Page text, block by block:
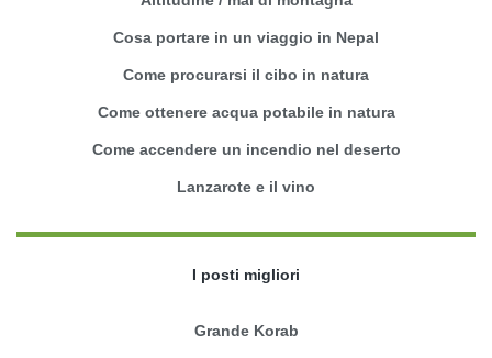
Cosa portare in un viaggio in Nepal
Come procurarsi il cibo in natura
Come ottenere acqua potabile in natura
Come accendere un incendio nel deserto
Lanzarote e il vino
I posti migliori
Grande Korab